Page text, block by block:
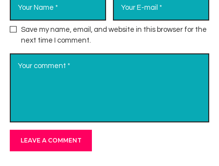
Save my name, email, and website in this browser for the
next time I comment.